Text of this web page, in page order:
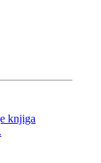
knjiga